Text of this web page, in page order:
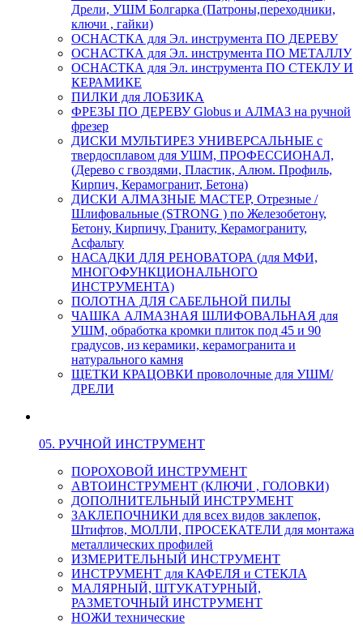
Дрели, УШМ Болгарка (Патроны,переходники,
ключи , гайки)
ОСНАСТКА для Эл. инструмента ПО ДЕРЕВУ
ОСНАСТКА для Эл. инструмента ПО МЕТАЛЛУ
ОСНАСТКА для Эл. инструмента ПО СТЕКЛУ И
КЕРАМИКЕ
ПИЛКИ для ЛОБЗИКА
ФРЕЗЫ ПО ДЕРЕВУ Globus и АЛМАЗ на ручной
фрезер
ДИСКИ МУЛЬТИРЕЗ УНИВЕРСАЛЬНЫЕ с
твердосплавом для УШМ, ПРОФЕССИОНАЛ,
(Дерево с гвоздями, Пластик, Алюм. Профиль,
Кирпич, Керамогранит, Бетона)
ДИСКИ АЛМАЗНЫЕ МАСТЕР, Отрезные /
Шлифовальные (STRONG ) по Железобетону,
Бетону, Кирпичу, Граниту, Керамограниту,
Асфальту
НАСАДКИ ДЛЯ РЕНОВАТОРА (для МФИ,
МНОГОФУНКЦИОНАЛЬНОГО
ИНСТРУМЕНТА)
ПОЛОТНА ДЛЯ САБЕЛЬНОЙ ПИЛЫ
ЧАШКА АЛМАЗНАЯ ШЛИФОВАЛЬНАЯ для
УШМ, обработка кромки плиток под 45 и 90
градусов, из керамики, керамогранита и
натурального камня
ЩЕТКИ КРАЦОВКИ проволочные для УШМ/
ДРЕЛИ
05. РУЧНОЙ ИНСТРУМЕНТ
ПОРОХОВОЙ ИНСТРУМЕНТ
АВТОИНСТРУМЕНТ (КЛЮЧИ , ГОЛОВКИ)
ДОПОЛНИТЕЛЬНЫЙ ИНСТРУМЕНТ
ЗАКЛЕПОЧНИКИ для всех видов заклепок,
Штифтов, МОЛЛИ, ПРОСЕКАТЕЛИ для монтажа
металлических профилей
ИЗМЕРИТЕЛЬНЫЙ ИНСТРУМЕНТ
ИНСТРУМЕНТ для КАФЕЛЯ и СТЕКЛА
МАЛЯРНЫЙ, ШТУКАТУРНЫЙ,
РАЗМЕТОЧНЫЙ ИНСТРУМЕНТ
НОЖИ технические